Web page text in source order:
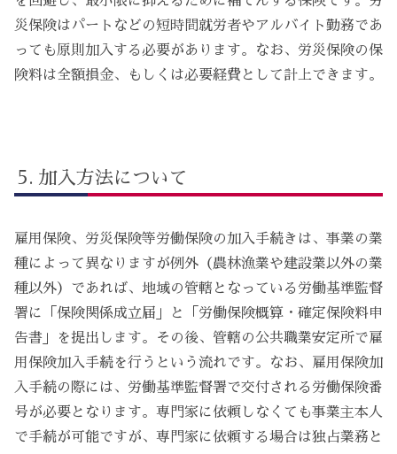
災保険はパートなどの短時間就労者やアルバイト勤務であ
っても原則加入する必要があります。なお、労災保険の保
険料は全額損金、もしくは必要経費として計上できます。
加入方法について
雇用保険、労災保険等労働保険の加入手続きは、事業の業
種によって異なりますが例外（農林漁業や建設業以外の業
種以外）であれば、地域の管轄となっている労働基準監督
署に「保険関係成立届」と「労働保険概算・確定保険料申
告書」を提出します。その後、管轄の公共職業安定所で雇
用保険加入手続を行うという流れです。なお、雇用保険加
入手続の際には、労働基準監督署で交付される労働保険番
号が必要となります。専門家に依頼しなくても事業主本人
で手続が可能ですが、専門家に依頼する場合は独占業務と